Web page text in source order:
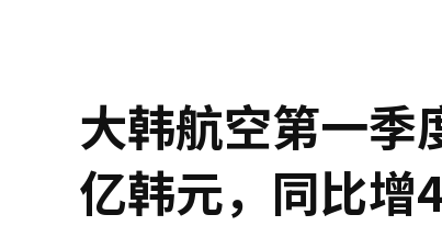
大韩航空第一季
亿韩元，同比增